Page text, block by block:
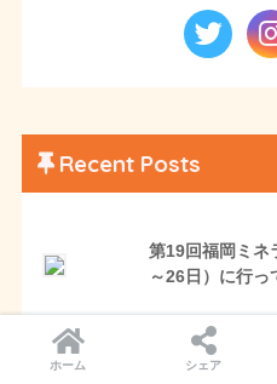
Recent Posts
第19回福岡ミネ
～26日）に行っ
ミスタースト
ホーム シェア